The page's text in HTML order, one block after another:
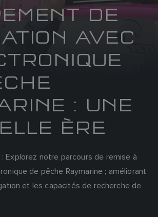
DE
AVEC
: UNE
ÈRE
Explorez notre parcours de remise à
de pêche Raymarine ; améliorant
et les capacités de recherche de